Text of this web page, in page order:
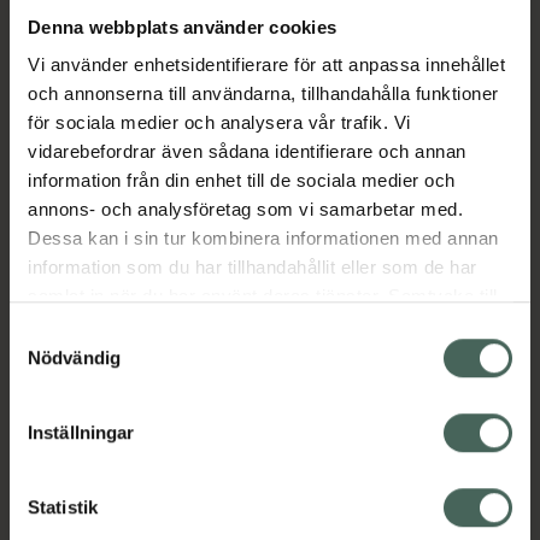
Denna webbplats använder cookies
Vi använder enhetsidentifierare för att anpassa innehållet
och annonserna till användarna, tillhandahålla funktioner
för sociala medier och analysera vår trafik. Vi
vidarebefordrar även sådana identifierare och annan
information från din enhet till de sociala medier och
annons- och analysföretag som vi samarbetar med.
Dessa kan i sin tur kombinera informationen med annan
information som du har tillhandahållit eller som de har
återkalla ditt samtycke via webbplatsens
cookieinställningar. Ett återkallat samtycke påverkar inte
lagligheten av behandling som skett innan återkallelsen.
Nödvändig
Inställningar
Statistik
innehåller allt du behöver för en riktigt
drömmig rakupplevelse. Startkitet innehåller
ett handtag i stål för ett skönt, stadigt grepp,
en matchande vägghållare i din favoritfärg
och 2x 5-bladiga rakblad för en riktig nära
rakning.
Jämförpris 129 kr/st
EAN:
07350113020307
Kategorier:
Rakhyvel och rakapparat